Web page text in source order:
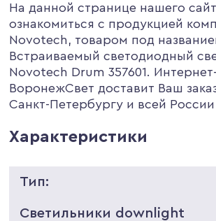
На данной странице нашего
ознакомиться с продукцией
Novotech, товаром под
Встраиваемый светодиодный
Novotech Drum 357601.
ВоронежСвет доставит Ваш
Санкт-Петербургу и всей России
Характеристики
Тип:
Светильники downlight